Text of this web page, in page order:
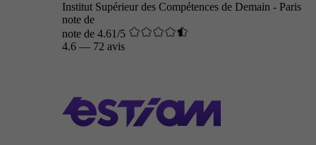
Institut Supérieur des Compétences de Demain - Paris
note de
note de 4.61/5
4.6 — 72 avis